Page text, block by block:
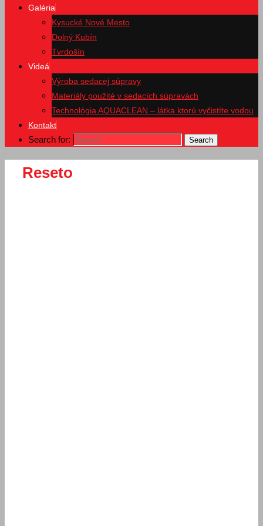
Galéria
Kysucké Nové Mesto
Dolný Kubín
Tvrdošín
Videá
Výroba sedacej súpravy
Materiály použité v sedacích súpravách
Technológia AQUACLEAN – látka ktorú vyčistíte vodou
Kontakt
Search for: Search
Reseto